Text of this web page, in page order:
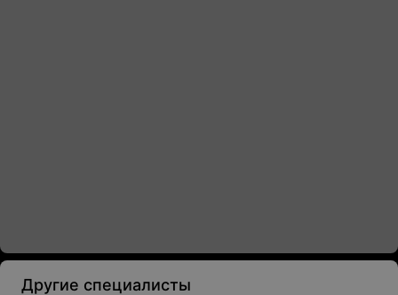
Другие специалисты